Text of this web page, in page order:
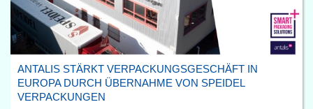
ANTALIS STÄRKT VERPACKUNGSGESCHÄFT IN
EUROPA DURCH ÜBERNAHME VON SPEIDEL
VERPACKUNGEN